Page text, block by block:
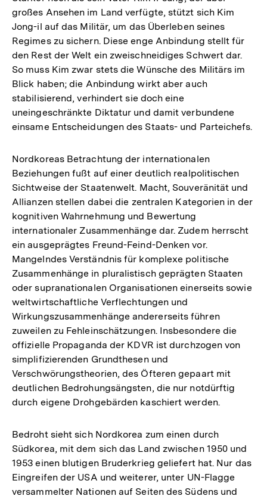
großes Ansehen im Land verfügte, stützt sich Kim
Jong-il auf das Militär, um das Überleben seines
Regimes zu sichern. Diese enge Anbindung stellt für
den Rest der Welt ein zweischneidiges Schwert dar.
So muss Kim zwar stets die Wünsche des Militärs im
Blick haben; die Anbindung wirkt aber auch
stabilisierend, verhindert sie doch eine
uneingeschränkte Diktatur und damit verbundene
einsame Entscheidungen des Staats- und Parteichefs.
Nordkoreas Betrachtung der internationalen
Beziehungen fußt auf einer deutlich realpolitischen
Sichtweise der Staatenwelt. Macht, Souveränität und
Allianzen stellen dabei die zentralen Kategorien in der
kognitiven Wahrnehmung und Bewertung
internationaler Zusammenhänge dar. Zudem herrscht
ein ausgeprägtes Freund-Feind-Denken vor.
Mangelndes Verständnis für komplexe politische
Zusammenhänge in pluralistisch geprägten Staaten
oder supranationalen Organisationen einerseits sowie
weltwirtschaftliche Verflechtungen und
Wirkungszusammenhänge andererseits führen
zuweilen zu Fehleinschätzungen. Insbesondere die
offizielle Propaganda der KDVR ist durchzogen von
simplifizierenden Grundthesen und
Verschwörungstheorien, des Öfteren gepaart mit
deutlichen Bedrohungsängsten, die nur notdürftig
durch eigene Drohgebärden kaschiert werden.
Bedroht sieht sich Nordkorea zum einen durch
Südkorea, mit dem sich das Land zwischen 1950 und
1953 einen blutigen Bruderkrieg geliefert hat. Nur das
Eingreifen der USA und weiterer, unter UN-Flagge
versammelter Nationen auf Seiten des Südens und